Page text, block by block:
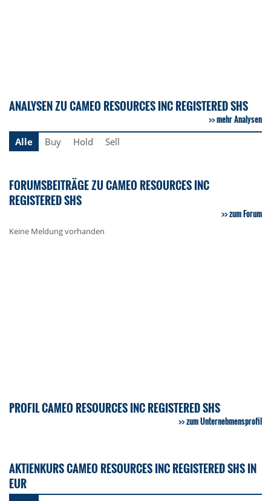
ANALYSEN ZU CAMEO RESOURCES INC REGISTERED SHS
mehr Analysen
Alle
Buy Hold Sell
FORUMSBEITRÄGE ZU CAMEO RESOURCES INC
REGISTERED SHS
zum Forum
Keine Meldung vorhanden
PROFIL CAMEO RESOURCES INC REGISTERED SHS
zum Unternehmensprofil
AKTIENKURS CAMEO RESOURCES INC REGISTERED SHS IN
EUR